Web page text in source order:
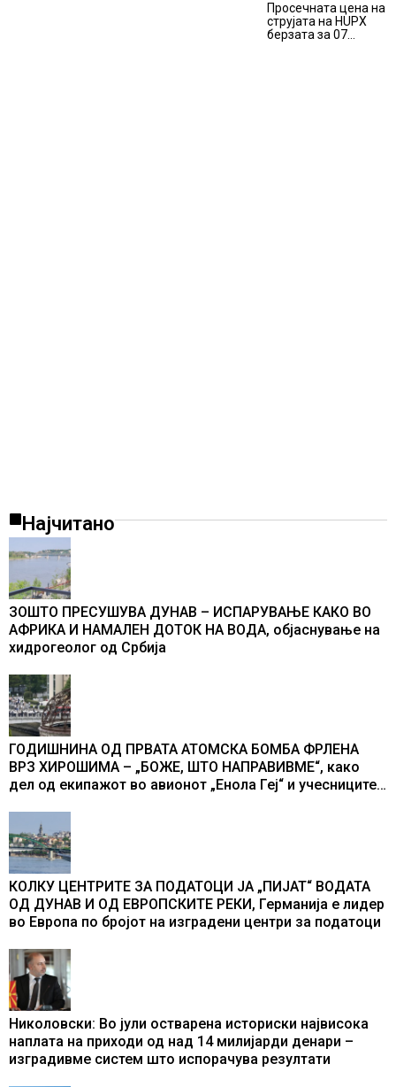
Просечната цена на
струјата на HUPX
берзата за 07
Најчитано
ЗОШТО ПРЕСУШУВА ДУНАВ – ИСПАРУВАЊЕ КАКО ВО
АФРИКА И НАМАЛЕН ДОТОК НА ВОДА, објаснување на
хидрогеолог од Србија
ГОДИШНИНА ОД ПРВАТА АТОМСКА БОМБА ФРЛЕНА
ВРЗ ХИРОШИМА – „БОЖЕ, ШТО НАПРАВИВМЕ“, како
дел од екипажот во авионот „Енола Геј“ и учесниците
промени текот на историјата
КОЛКУ ЦЕНТРИТЕ ЗА ПОДАТОЦИ ЈА „ПИЈАТ“ ВОДАТА
ОД ДУНАВ И ОД ЕВРОПСКИТЕ РЕКИ, Германија е лидер
во Европа по бројот на изградени центри за податоци
Николовски: Во јули остварена историски највисока
наплата на приходи од над 14 милијарди денари –
изградивме систем што испорачува резултати